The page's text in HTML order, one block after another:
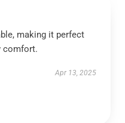
making it perfect
comfort.
Apr 13, 2025